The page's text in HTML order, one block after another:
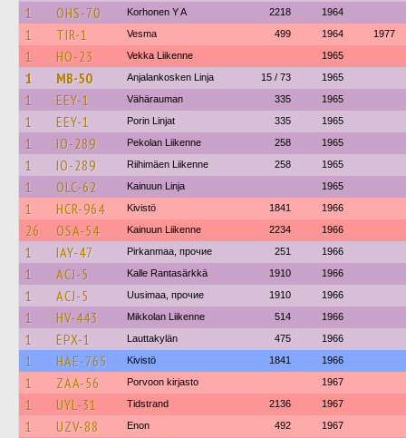
1 OHS-70 Korhonen Y A 2218 1964
1 TIR-1 Vesma 499 1964 1977
1 HO-23 Vekka Liikenne 1965
1 MB-50 Anjalankosken Linja 15 / 73 1965
1 EEY-1 Vähärauman 335 1965
1 EEY-1 Porin Linjat 335 1965
1 IO-289 Pekolan Liikenne 258 1965
1 IO-289 Riihimäen Liikenne 258 1965
1 OLC-62 Kainuun Linja 1965
1 HCR-964 Kivistö 1841 1966
26 OSA-54 Kainuun Liikenne 2234 1966
1 IAY-47 Pirkanmaa, прочие 251 1966
1 ACJ-5 Kalle Rantasärkkä 1910 1966
1 ACJ-5 Uusimaa, прочие 1910 1966
1 HV-443 Mikkolan Liikenne 514 1966
1 EPX-1 Lauttakylän 475 1966
1 HAE-765 Kivistö 1841 1966
1 ZAA-56 Porvoon kirjasto 1967
1 UYL-31 Tidstrand 2136 1967
1 UZV-88 Enon 492 1967